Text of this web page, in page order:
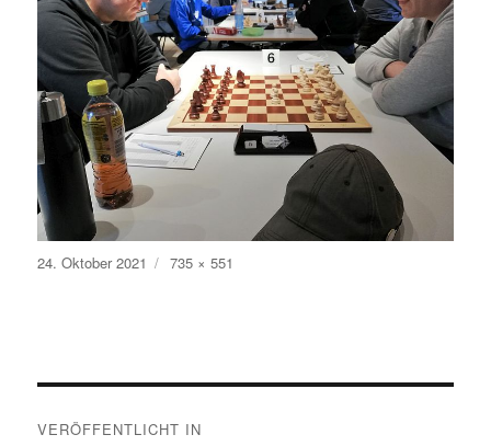
Veröffentlicht
24. Oktober 2021 Volle
735 × 551
VERÖFFENTLICHT IN